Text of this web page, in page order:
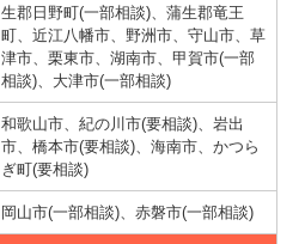
生郡日野町(一部相談)、蒲生郡竜王
町、近江八幡市、野洲市、守山市、草
津市、栗東市、湖南市、甲賀市(一部
相談)、大津市(一部相談)
和歌山市、紀の川市(要相談)、岩出
市、橋本市(要相談)、海南市、かつら
ぎ町(要相談)
岡山市(一部相談)、赤磐市(一部相談)